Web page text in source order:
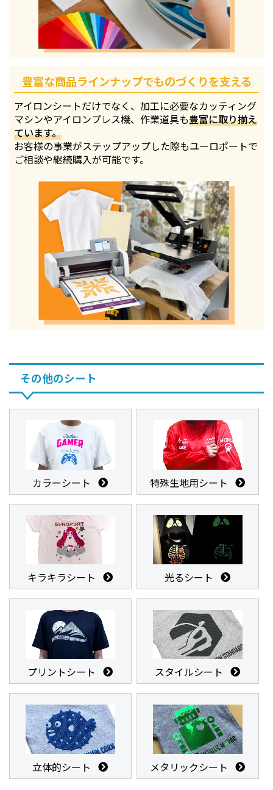
豊富な商品ラインナップでものづくりを支える
アイロンシートだけでなく、加工に必要なカッティング
マシンやアイロンプレス機、作業道具も豊富に取り揃え
ています。
お客様の事業がステップアップした際もユーロポートで
ご相談や継続購入が可能です。
その他のシート
カラーシート 特殊生地用シート
キラキラシート 光るシート
プリントシート スタイルシート
立体的シート メタリックシート